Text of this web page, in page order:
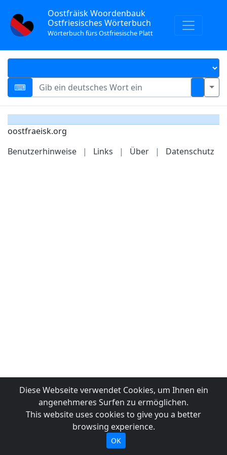
Oostfräisk Woordenbauk
Ostfriesisches Wörterbuch
Wörterbuch fürs Ostfriesische Platt
oostfraeisk.org
Benutzerhinweise
| Links | Über | Datenschutz
Diese Webseite verwendet Cookies, um Ihnen ein
angenehmeres Surfen zu ermöglichen.
This website uses cookies to give you a better
browsing experience.
OK